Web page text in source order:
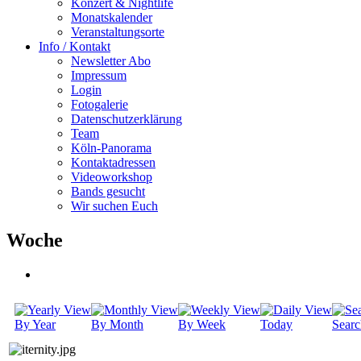
Konzert & Nightlife
Monatskalender
Veranstaltungsorte
Info / Kontakt
Newsletter Abo
Impressum
Login
Fotogalerie
Datenschutzerklärung
Team
Köln-Panorama
Kontaktadressen
Videoworkshop
Bands gesucht
Wir suchen Euch
Woche
By Year By Month By Week Today